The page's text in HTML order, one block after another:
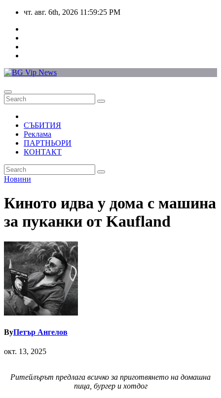
Skip
content
чт. авг. 6th, 2026 11:59:25 PM
СЪБИТИЯ
Реклама
ПАРТНЬОРИ
КОНТАКТ
Новини
Киното идва у дома с машина
за пуканки от Kaufland
ByПетър Ангелов
окт. 13, 2025
Ритейлърът предлага всичко за приготвянето на домашна
пица, бургер и хотдог